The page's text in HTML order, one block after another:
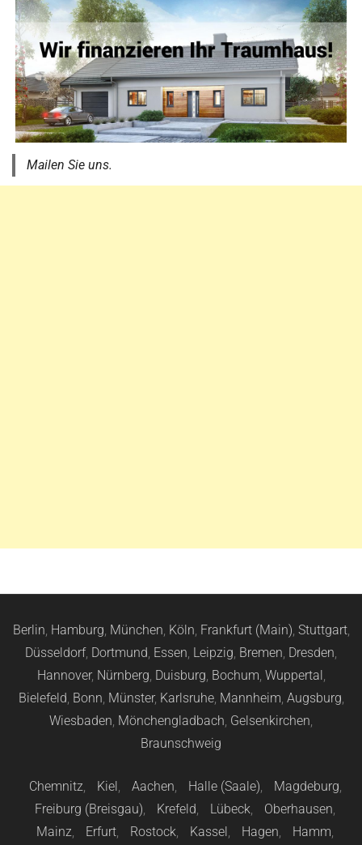
Mailen Sie uns.
Berlin, Hamburg, München, Köln, Frankfurt (Main), Stuttgart,
Düsseldorf, Dortmund, Essen, Leipzig, Bremen, Dresden,
Hannover, Nürnberg, Duisburg, Bochum, Wuppertal,
Bielefeld, Bonn, Münster, Karlsruhe, Mannheim, Augsburg,
Wiesbaden, Mönchengladbach, Gelsenkirchen,
Braunschweig
Chemnitz, Kiel, Aachen, Halle (Saale), Magdeburg,
Freiburg (Breisgau), Krefeld, Lübeck, Oberhausen,
Mainz, Erfurt, Rostock, Kassel, Hagen, Hamm,